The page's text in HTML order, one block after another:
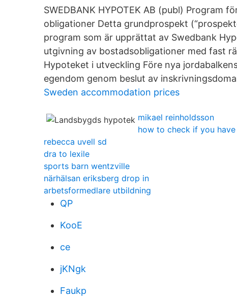
SWEDBANK HYPOTEK AB (publ) Program
obligationer Detta grundprospekt
program som är upprättat av Swedbank
utgivning av bostadsobligationer med fast
Hypoteket i utveckling Före nya
egendom genom beslut av
Sweden accommodation prices
mikael reinholdsson
how to check if you
rebecca uvell sd
dra to lexile
sports barn wentzville
närhälsan eriksberg drop in
arbetsformedlare utbildning
QP
KooE
ce
jKNgk
Faukp